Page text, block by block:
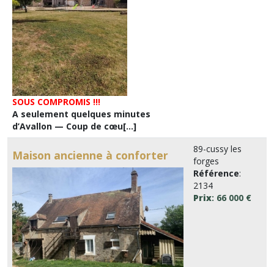
SOUS COMPROMIS !!!
A seulement quelques minutes
d’Avallon — Coup de cœu[...]
Maison ancienne à conforter
89-cussy les
forges
Référence:
2134
Prix: 66 000 €